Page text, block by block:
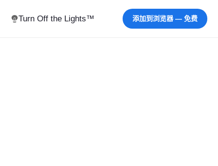
Turn Off the Lights™ 添加到浏览器 — 免费